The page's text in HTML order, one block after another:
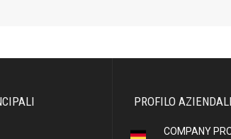
PROFILO
COMPANY